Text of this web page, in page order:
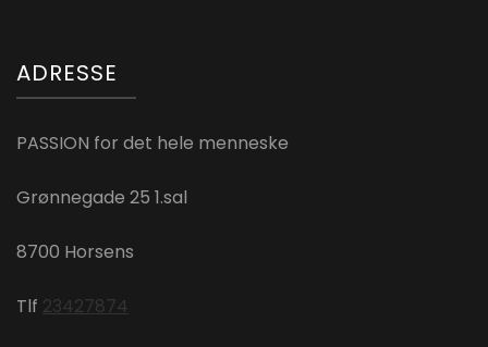
ADRESSE
PASSION for det hele menneske
Grønnegade 25 1.sal
8700 Horsens
Tlf 23427874